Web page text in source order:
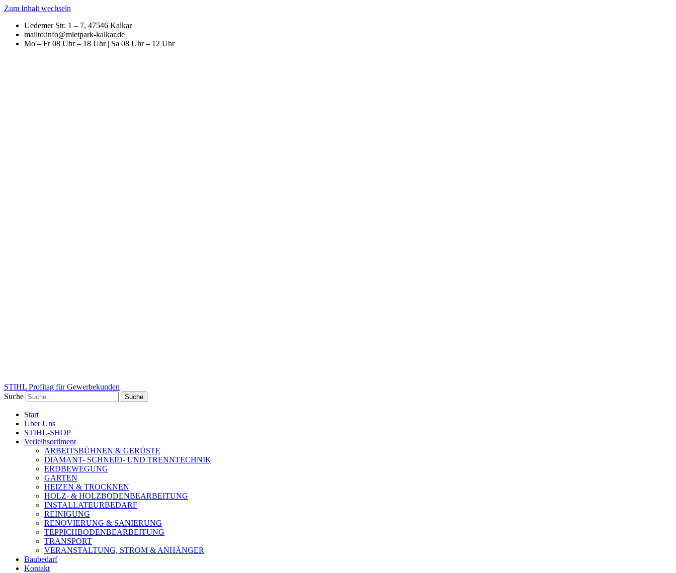
Zum Inhalt wechseln
Uedemer Str. 1 – 7, 47546 Kalkar
mailto:info@mietpark-kalkar.de
Mo – Fr 08 Uhr – 18 Uhr | Sa 08 Uhr – 12 Uhr
STIHL Profitag für Gewerbekunden
Suche
Suche
Start
Über Uns
STIHL-SHOP
Verleihsortiment
ARBEITSBÜHNEN & GERÜSTE
DIAMANT- SCHNEID- UND TRENNTECHNIK
ERDBEWEGUNG
GARTEN
HEIZEN & TROCKNEN
HOLZ- & HOLZBODENBEARBEITUNG
INSTALLATEURBEDARF
REINIGUNG
RENOVIERUNG & SANIERUNG
TEPPICHBODENBEARBEITUNG
TRANSPORT
VERANSTALTUNG, STROM & ANHÄNGER
Baubedarf
Kontakt